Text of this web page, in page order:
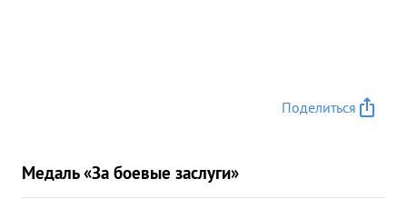
Поделиться
Медаль «За боевые заслуги»